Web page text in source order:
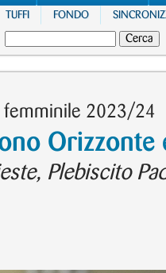
TUFFI FONDO
femminile 2023/24
Orizzonte
Plebiscito